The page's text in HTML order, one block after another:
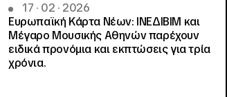
17 · 02 · 2026
Ευρωπαϊκή Κάρτα Νέων: ΙΝΕΔΙΒΙΜ και
Μέγαρο Μουσικής Αθηνών παρέχουν
ειδικά προνόμια και εκπτώσεις για τρία
χρόνια.